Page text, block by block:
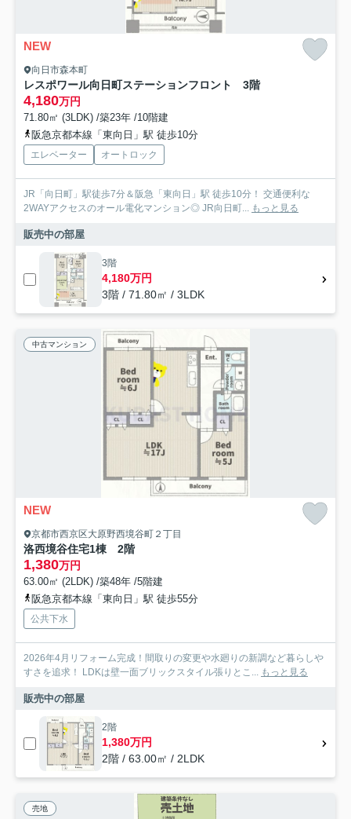
NEW
向日市森本町
レスポワール向日町ステーションフロント 3階
4,180万円
71.80㎡ (3LDK) /築23年 /10階建
阪急京都本線「東向日」駅 徒歩10分
エレベーター オートロック
JR「向日町」駅徒歩7分＆阪急「東向日」駅 徒歩10分！ 交通便利な
2WAYアクセスのオール電化マンション◎ JR向日町... もっと見る
販売中の部屋
3階
4,180万円
3階 / 71.80㎡ / 3LDK
中古マンション
NEW
京都市西京区大原野西境谷町２丁目
洛西境谷住宅1棟 2階
1,380万円
63.00㎡ (2LDK) /築48年 /5階建
阪急京都本線「東向日」駅 徒歩55分
公共下水
2026年4月リフォーム完成！間取りの変更や水廻りの新調など暮らしや
すさを追求！ LDKは壁一面ブリックスタイル張りとこ... もっと見る
販売中の部屋
2階
1,380万円
2階 / 63.00㎡ / 2LDK
売地